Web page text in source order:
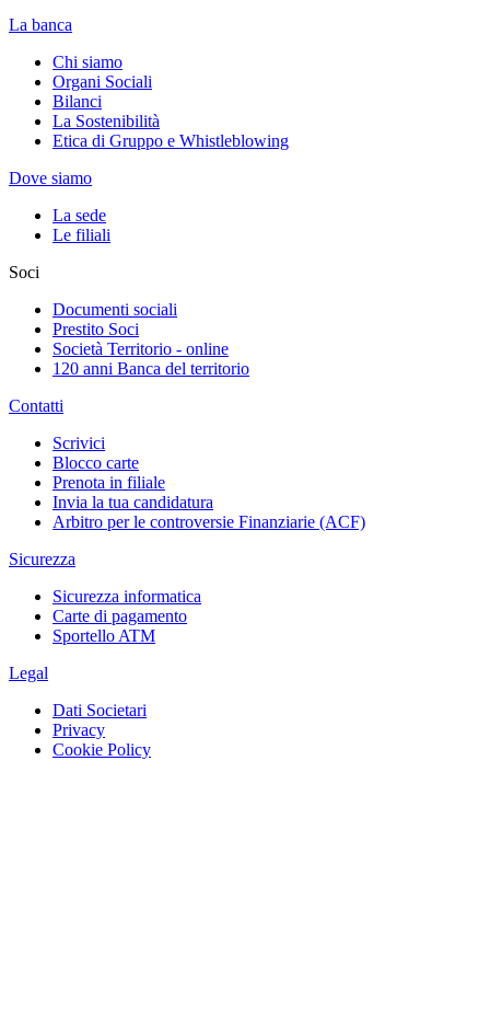
La banca
Chi siamo
Organi Sociali
Bilanci
La Sostenibilità
Etica di Gruppo e Whistleblowing
Dove siamo
La sede
Le filiali
Soci
Documenti sociali
Prestito Soci
Società Territorio - online
120 anni Banca del territorio
Contatti
Scrivici
Blocco carte
Prenota in filiale
Invia la tua candidatura
Arbitro per le controversie Finanziarie (ACF)
Sicurezza
Sicurezza informatica
Carte di pagamento
Sportello ATM
Legal
Dati Societari
Privacy
Cookie Policy